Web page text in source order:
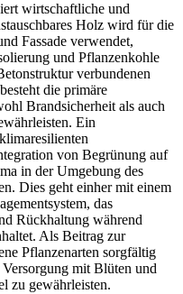
wirtschaftliche und
Holz wird für die
Fassade verwendet,
und Pflanzenkohle
verbundenen
die primäre
Brandsicherheit als auch
Ein
von Begrünung auf
in der Umgebung des
Dies geht einher mit einem
das
Rückhaltung während
Als Beitrag zur
Pflanzenarten sorgfältig
mit Blüten und
zu gewährleisten.